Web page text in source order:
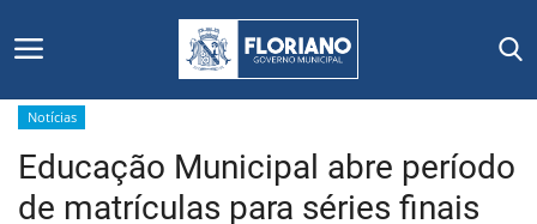
Início
Notícias
Educação Municipal abre período
de matrículas para séries finais